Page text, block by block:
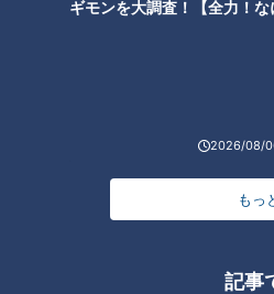
ギモンを大調査！【全力！な
2026/08/
もっ
記事
鬼トレその②は、『ウエイトサー
は6種類のウエイトトレーニング